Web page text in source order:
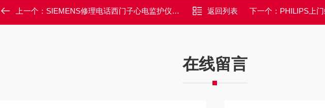
上一个： SIEMENS修理电话西门子心电监护仪开机不显示心电图参数维修 返回列表 下一个： PHILIPS上门维修飞利
在线留言